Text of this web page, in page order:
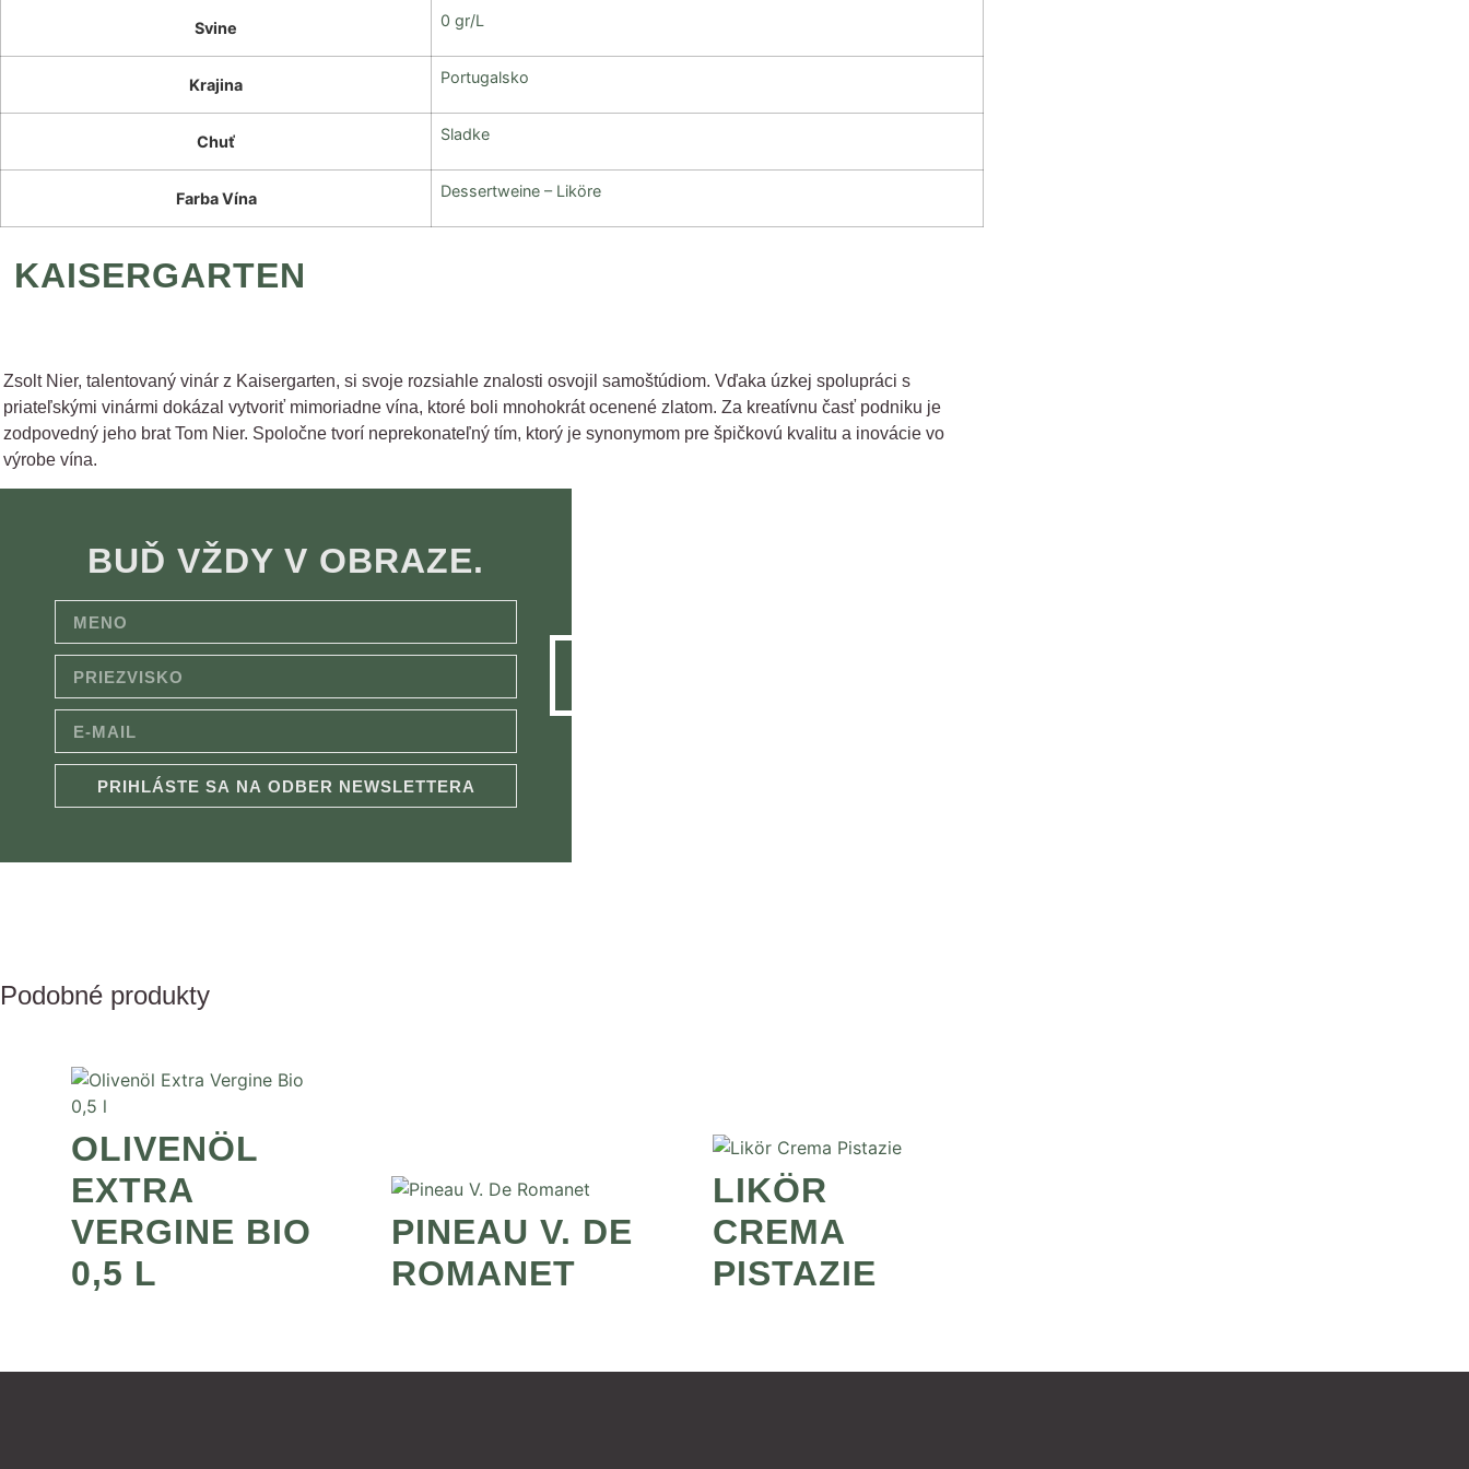
Svine 0 gr/L
Krajina Portugalsko
Chuť Sladke
Farba Vína Dessertweine – Liköre
KAISERGARTEN
Zsolt Nier, talentovaný vinár z Kaisergarten, si svoje rozsiahle znalosti osvojil samoštúdiom. Vďaka úzkej spolupráci s
priateľskými vinármi dokázal vytvoriť mimoriadne vína, ktoré boli mnohokrát ocenené zlatom. Za kreatívnu časť podniku je
zodpovedný jeho brat Tom Nier. Spoločne tvorí neprekonateľný tím, ktorý je synonymom pre špičkovú kvalitu a inovácie vo
výrobe vína.
BUĎ VŽDY V OBRAZE.
PRIHLÁSTE SA NA ODBER NEWSLETTERA
Podobné produkty
OLIVENÖL
EXTRA
VERGINE BIO
0,5 L
PINEAU V. DE
ROMANET
LIKÖR
CREMA
PISTAZIE